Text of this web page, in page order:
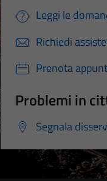
Leggi le
Richiedi
Prenota
Problemi in
Segnala